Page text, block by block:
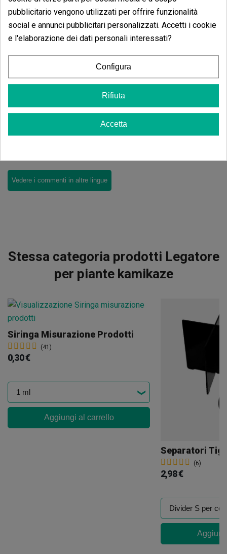
Scrivi il tuo commento
4.70de5
10 Valutazioni globali
RecensioniLegatore per piante
Vedere i commenti in altre lingue
Stessa categoria prodotti Legatore
per piante kamikaze
Siringa Misurazione Prodotti
(41)
0,30 €
Aggiungi al carrello
Separatori
(6)
2,98 €
pubblicitario vengono utilizzati per offrire funzionalità
social e annunci pubblicitari personalizzati. Accetti i cookie
e l'elaborazione dei dati personali interessati?
Configura
Rifiuta
Accetta